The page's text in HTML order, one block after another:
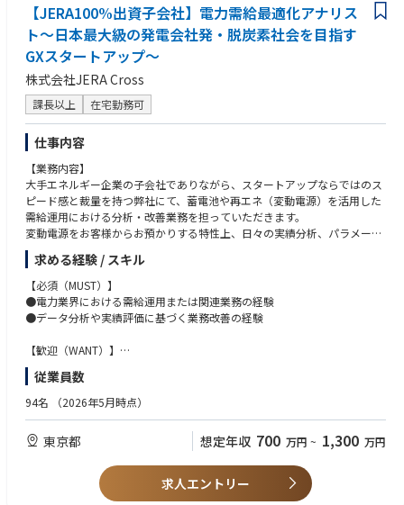
業務プロセスの設計、データ基盤の構築、推進体制の設計・定着までを一
気通貫で支援します。
戦略を「描く」だけではなく、企業の業務・会議体・KPI運用に落とし込
み、実際に動く状態まで伴走することで、
企業変革を“構想”で終わらせない実行力を身につけることができます。
『日本企業全体のサステナビリティ経営（SX）推進に直接貢献』
当社の顧客は、日本を代表するグローバル企業です。そのため、ご自身の
キャリアアップのみならず、日本企業全体のサステナビリティ経営（SX）
推進に直接貢献している実感を得られます。
『数年後のIPOを見据えたチャレンジングな環境』
大型の資金調達を完了し、数年後のIPOを見据えた急成長フェーズ。
拡大するサステナビリティ市場の最前線で、コンサルティング機能の中核
を担うことができます。
また、大企業の高難度案件に向き合いながら、単なるアドバイザリーにと
どまらないプロダクト連動の実装支援を通じて、
“サステナビリティ経営の新しいスタンダード”を創る挑戦ができます。
等でのデータ分析、Word等でのライティング・議事録作成
【JERA100%出資子会社】電力需給最適化アナリス
ト～日本最大級の発電会社発・脱炭素社会を目指す
GXスタートアップ～
株式会社JERA Cross
課長以上 在宅勤務可
仕事内容
【業務内容】
大手エネルギー企業の子会社でありながら、スタートアップならではのス
ピード感と裁量を持つ弊社にて、蓄電池や再エネ（変動電源）を活用した
需給運用における分析・改善業務を担っていただきます。
変動電源をお客様からお預かりする特性上、日々の実績分析、パラメータ
最適化、レポーティング（マンスリーレポート等）を通じて、運用の高度
化・収益最大化を実現することが本ポジションのミッションです。
具体的には、需給調整市場・容量市場を含む市場環境や制度動向を踏まえ
ながら、
●入札・制御パラメータの改善・チューニング
などを担当いただきます。
単なる分析に留まらず、分析結果を運用やプロダクトに反映し、当社のプ
ロダクト進化に直結させていく役割を担っていただきます。
あらゆるエネルギー問題から解放された地球を創る。
JERA Cross は、日本最大級の発電事業者である JERA の 100 % 子会社と
求める経験 / スキル
【必須（MUST）】
●電力業界における需給運用または関連業務の経験
●データ分析や実績評価に基づく業務改善の経験
【歓迎（WANT）】
●需給調整市場、容量市場における運用または分析経験
●蓄電池や再エネの運用データ分析、最適化経験
●Excel等を用いたデータ分析スキル
【求める人物像】
●データや事実に基づき、運用改善を回し続けられる方
●分析だけで終わらず、実運用や仕組みに落とし込める方
●不確実性の高い環境でも仮説検証を高速に回せる方
●社内外と連携しながら価値創出までやり切れる方
従業員数
94名 （2026年5月時点）
東京都 想定年収 700 万円 ~ 1,300 万円
求人エントリー